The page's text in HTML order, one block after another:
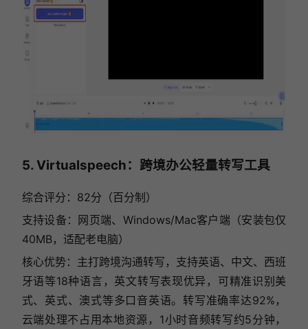
5. Virtualspeech：跨境办公轻量转写工具
综合评分：82分（百分制）
支持设备：网页端、Windows/Mac客户端（安装包仅
40MB，适配老电脑）
核心优势：主打跨境沟通转写，支持英语、中文、西班
牙语等18种语言，英文转写表现优异，可精准识别美
式、英式、澳式等多口音英语。转写准确率达92%，
云端处理不占用本地资源，1小时音频转写约5分钟，